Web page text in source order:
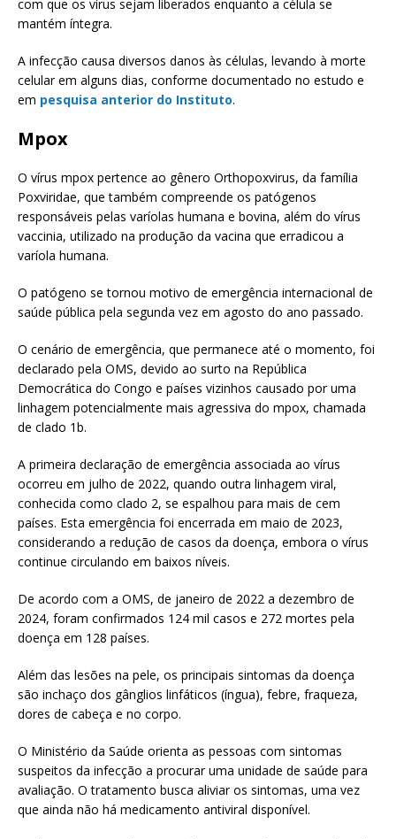
com que os vírus sejam liberados enquanto a célula se
mantém íntegra.
A infecção causa diversos danos às células, levando à morte
celular em alguns dias, conforme documentado no estudo e
em pesquisa anterior do Instituto.
Mpox
O vírus mpox pertence ao gênero Orthopoxvirus, da família
Poxviridae, que também compreende os patógenos
responsáveis pelas varíolas humana e bovina, além do vírus
vaccinia, utilizado na produção da vacina que erradicou a
varíola humana.
O patógeno se tornou motivo de emergência internacional de
saúde pública pela segunda vez em agosto do ano passado.
O cenário de emergência, que permanece até o momento, foi
declarado pela OMS, devido ao surto na República
Democrática do Congo e países vizinhos causado por uma
linhagem potencialmente mais agressiva do mpox, chamada
de clado 1b.
A primeira declaração de emergência associada ao vírus
ocorreu em julho de 2022, quando outra linhagem viral,
conhecida como clado 2, se espalhou para mais de cem
países. Esta emergência foi encerrada em maio de 2023,
considerando a redução de casos da doença, embora o vírus
continue circulando em baixos níveis.
De acordo com a OMS, de janeiro de 2022 a dezembro de
2024, foram confirmados 124 mil casos e 272 mortes pela
doença em 128 países.
Além das lesões na pele, os principais sintomas da doença
são inchaço dos gânglios linfáticos (íngua), febre, fraqueza,
dores de cabeça e no corpo.
O Ministério da Saúde orienta as pessoas com sintomas
suspeitos da infecção a procurar uma unidade de saúde para
avaliação. O tratamento busca aliviar os sintomas, uma vez
que ainda não há medicamento antiviral disponível.